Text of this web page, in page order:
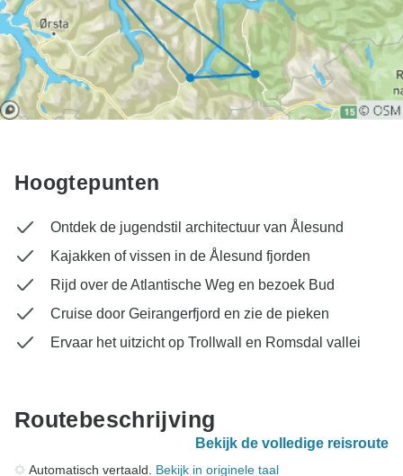
Hoogtepunten
Ontdek de jugendstil architectuur van Ålesund
Kajakken of vissen in de Ålesund fjorden
Rijd over de Atlantische Weg en bezoek Bud
Cruise door Geirangerfjord en zie de pieken
Ervaar het uitzicht op Trollwall en Romsdal vallei
Routebeschrijving
Bekijk de volledige reisroute
Automatisch vertaald. Bekijk in originele taal